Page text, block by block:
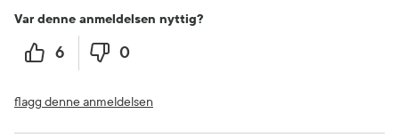
Var denne anmeldelsen nyttig?
6 0
flagg denne anmeldelsen